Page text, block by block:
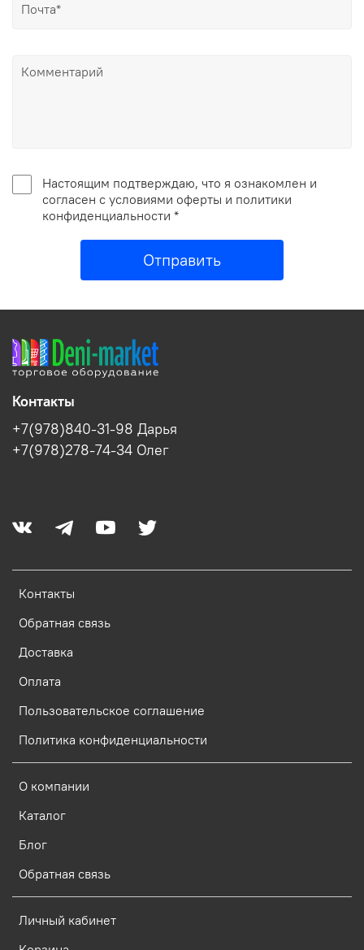
Настоящим подтверждаю, что я ознакомлен и
согласен с условиями оферты и политики
конфиденциальности *
Отправить
Контакты
Обратная связь
Доставка
Оплата
Пользовательское соглашение
Политика конфиденциальности
О компании
Каталог
Блог
Обратная связь
Личный кабинет
Контакты
+7(978)840-31-98 Дарья
+7(978)278-74-34 Олег